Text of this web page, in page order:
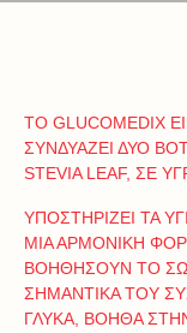
ΤΟ GLUCOMEDIX
ΣΥΝΔΥΑΖΕΙ ΔΥΟ
STEVIA LEAF, ΣΕ
ΥΠΟΣΤΗΡΙΖΕΙ ΤΑ
ΜΙΑ ΑΡΜΟΝΙΚΗ
ΒΟΗΘΗΣΟΥΝ ΤΟ
ΣΗΜΑΝΤΙΚΑ ΤΟΥ
ΓΛΥΚΑ, ΒΟΗΘΑ